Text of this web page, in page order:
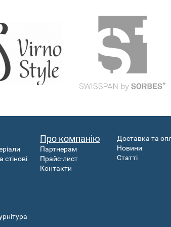
стінові
Про компанію
Партнерам
Прайс-лист
Контакти
Доставка та
Новини
Статті